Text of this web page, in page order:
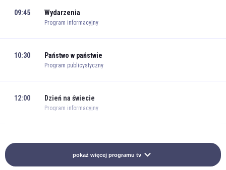
09:45 Wydarzenia
Program informacyjny
10:30 Państwo w państwie
Program publicystyczny
12:00 Dzień na świecie
Program informacyjny
pokaż więcej programu tv